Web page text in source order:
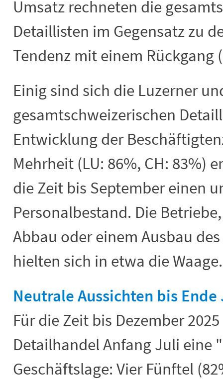
Umsatz rechneten die
Detaillisten im Gegensatz zu
Tendenz mit einem Rückgang
Einig sind sich die Luzerner
gesamtschweizerischen
Entwicklung der
Mehrheit (LU: 86%, CH: 83%)
die Zeit bis September einen
Personalbestand. Die
Abbau oder einem Ausbau
hielten sich in etwa die Waage.
Neutrale Aussichten bis Ende
Für die Zeit bis Dezember
Detailhandel Anfang Juli eine
Geschäftslage: Vier Fünftel